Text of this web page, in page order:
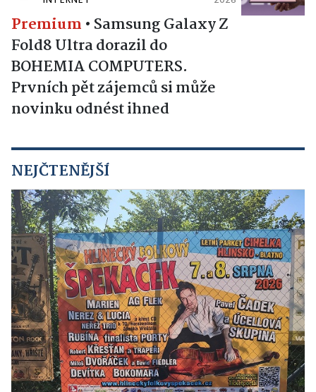
Premium • Samsung Galaxy Z
Fold8 Ultra dorazil do
BOHEMIA COMPUTERS.
Prvních pět zájemců si může
novinku odnést ihned
NEJČTENĚJŠÍ